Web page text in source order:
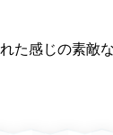
た感じの素敵